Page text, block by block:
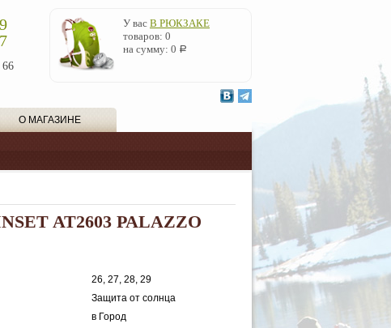
66
У вас В РЮКЗАКЕ
товаров: 0
на сумму: 0 Р
О МАГАЗИНЕ
AT2603 PALAZZO
26, 27, 28, 29
Защита от солнца
в Город